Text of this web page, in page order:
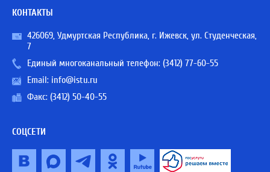
КОНТАКТЫ
426069, Удмуртская Республика, г. Ижевск, ул. Студенческая,
7
Единый многоканальный телефон: (3412) 77-60-55
Email: info@istu.ru
Факс: (3412) 50-40-55
СОЦСЕТИ